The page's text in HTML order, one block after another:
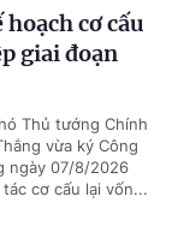
cơ cấu
giai đoạn
Thủ tướng Chính
vừa ký Công
ngày 07/8/2026
cơ cấu lại vốn...